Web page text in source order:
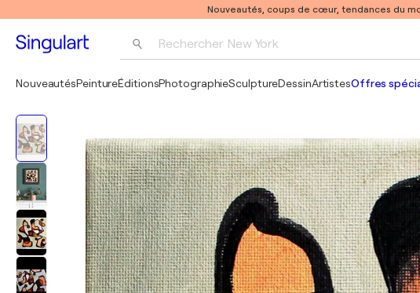
Nouveautés, coups de cœur, tendances du
Rechercher New York
Pablo Picasso
NouveautésPeintureÉditionsPhotographieSculptureDessinArtistesOffres